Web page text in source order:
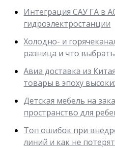
Интеграция САУ ГА в
гидроэлектростанции
Холодно- и
разница и что
Авиа доставка из
товары в эпоху
Детская мебель на
пространство для
Топ ошибок при
линий и как не